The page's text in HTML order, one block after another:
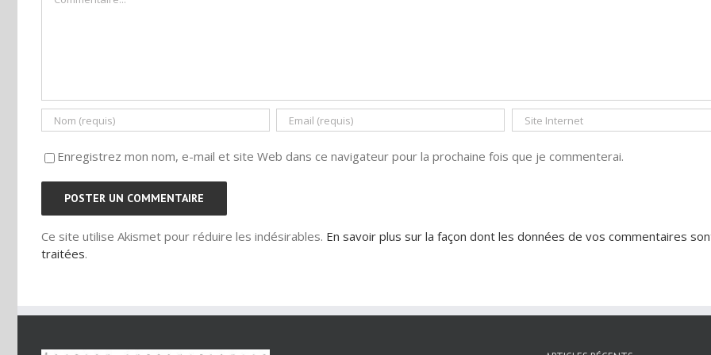
Enregistrez mon nom, e-mail et site Web dans ce navigateur pour la prochaine fois que je commenterai.
Ce site utilise Akismet pour réduire les indésirables. En savoir plus sur la façon dont les données de vos commentaires
traitées.